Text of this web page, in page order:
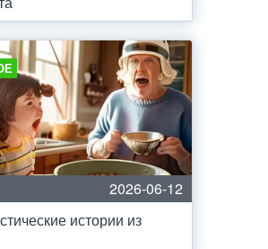
2026-06-12
истории из